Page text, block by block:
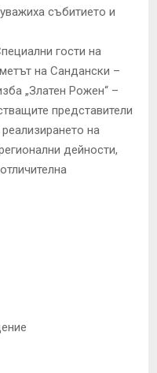
събитието и
гости на
на Сандански –
„Златен Рожен“ –
представители
на
дейности,